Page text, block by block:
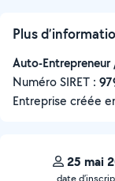
Plus
Auto-
Numéro SIRET :
Entreprise créée
25 mai
date